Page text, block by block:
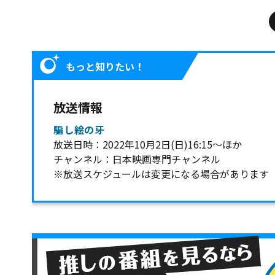
もっと知りたい！
放送情報
騙し絵の牙
放送日時：2022年10月2日(日)16:15～ほか
チャンネル：日本映画専門チャンネル
※放送スケジュールは変更になる場合があります